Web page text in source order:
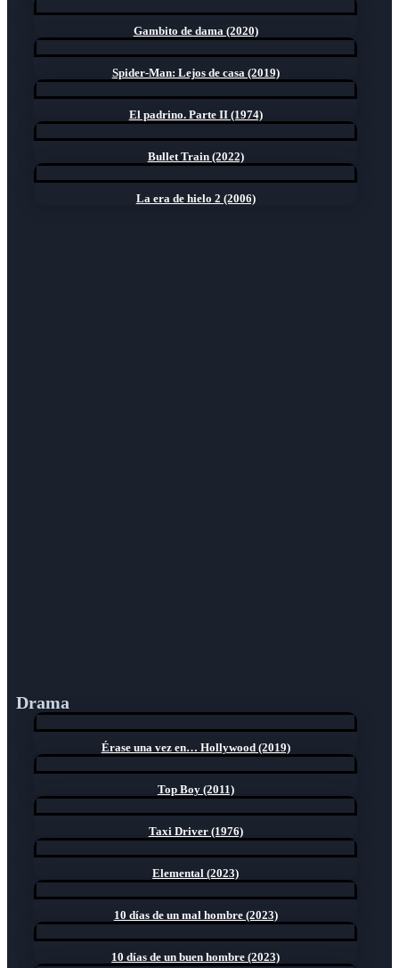
Gambito de dama (2020)
Spider-Man: Lejos de casa (2019)
El padrino. Parte II (1974)
Bullet Train (2022)
La era de hielo 2 (2006)
Drama
Érase una vez en… Hollywood (2019)
Top Boy (2011)
Taxi Driver (1976)
Elemental (2023)
10 días de un mal hombre (2023)
10 días de un buen hombre (2023)